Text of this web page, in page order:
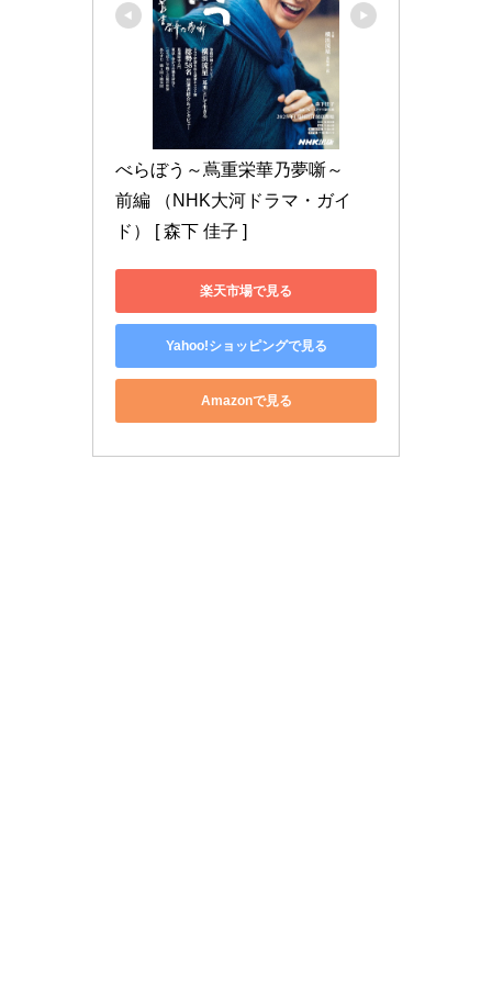
べらぼう～蔦重栄華乃夢噺～
前編 （NHK大河ドラマ・ガイ
ド） [ 森下 佳子 ]
楽天市場で見る
Yahoo!ショッピングで見る
Amazonで見る